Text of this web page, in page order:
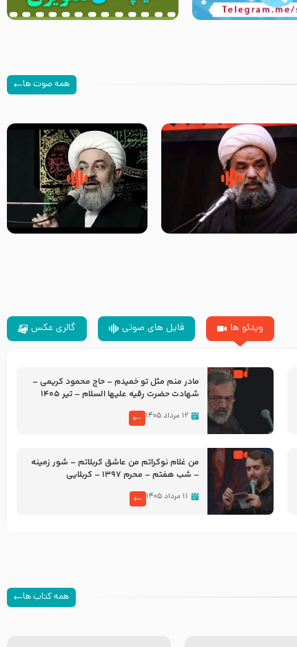
همه صوت ها
سلام جوانی که امام حسین علیه
السلام خودش جوابش را دادند
زیارتی که اسباب رزق زیاد و عمر
طولانی است حجت السلام حسین
ویدئو ها فایل های صوتی گالری عکس
مادر منم مثل تو خمیدم – حاج محمود کریمی –
شهادت حضرت رقیه علیها السلام – تیر ۱۴۰۵
۱۲ مرداد ۱۴۰۵
من غلام نوکراتم من عاشق کربلاتم – شور زمینه
– شب هفتم – محرم 1397 – کربلایی
۱۱ مرداد ۱۴۰۵
همه کتاب ها